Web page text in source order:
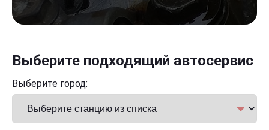
Выберите подходящий автосервис
Выберите город: